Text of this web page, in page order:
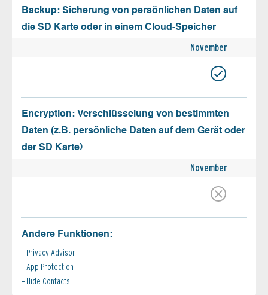
Backup: Sicherung von persönlichen Daten auf
die SD Karte oder in einem Cloud-Speicher
November
Encryption: Verschlüsselung von bestimmten
Daten (z.B. persönliche Daten auf dem Gerät oder
der SD Karte)
November
Andere Funktionen:
Privacy Advisor
App Protection
Hide Contacts